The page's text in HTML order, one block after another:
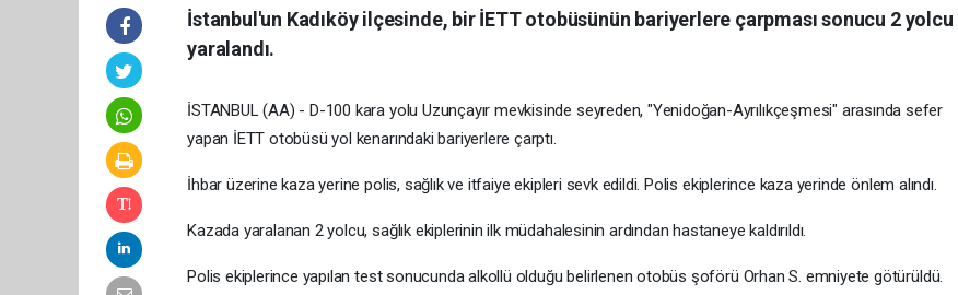
İstanbul'un Kadıköy ilçesinde, bir İETT otobüsünün bariyerlere çarpması sonucu 2 yolcu
yaralandı.
İSTANBUL (AA) - D-100 kara yolu Uzunçayır mevkisinde seyreden, "Yenidoğan-Ayrılıkçeşmesi" arasında sefer
yapan İETT otobüsü yol kenarındaki bariyerlere çarptı.
İhbar üzerine kaza yerine polis, sağlık ve itfaiye ekipleri sevk edildi. Polis ekiplerince kaza yerinde önlem alındı.
Kazada yaralanan 2 yolcu, sağlık ekiplerinin ilk müdahalesinin ardından hastaneye kaldırıldı.
Polis ekiplerince yapılan test sonucunda alkollü olduğu belirlenen otobüs şoförü Orhan S. emniyete götürüldü.